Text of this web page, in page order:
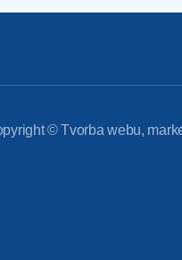
© Tvorba webu,